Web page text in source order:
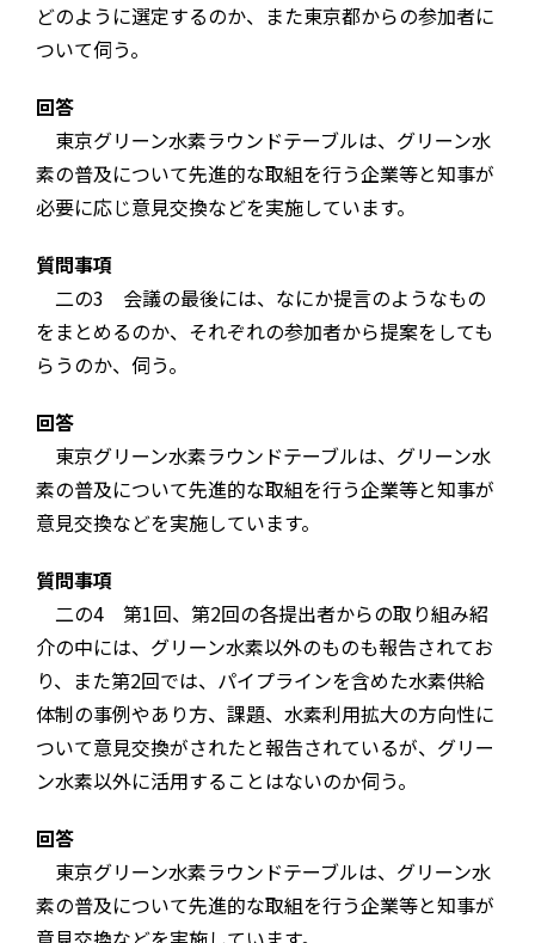
どのように選定するのか、また東京都からの参加者に
ついて伺う。
回答
東京グリーン水素ラウンドテーブルは、グリーン水
素の普及について先進的な取組を行う企業等と知事が
必要に応じ意見交換などを実施しています。
質問事項
二の3 会議の最後には、なにか提言のようなもの
をまとめるのか、それぞれの参加者から提案をしても
らうのか、伺う。
回答
東京グリーン水素ラウンドテーブルは、グリーン水
素の普及について先進的な取組を行う企業等と知事が
意見交換などを実施しています。
質問事項
二の4 第1回、第2回の各提出者からの取り組み紹
介の中には、グリーン水素以外のものも報告されてお
り、また第2回では、パイプラインを含めた水素供給
体制の事例やあり方、課題、水素利用拡大の方向性に
ついて意見交換がされたと報告されているが、グリー
ン水素以外に活用することはないのか伺う。
回答
東京グリーン水素ラウンドテーブルは、グリーン水
素の普及について先進的な取組を行う企業等と知事が